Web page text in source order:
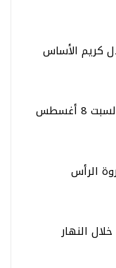
كريم الأساس
توقعـات الأبراج اليوم السبت 8 أغسطس
الرأس
النهار